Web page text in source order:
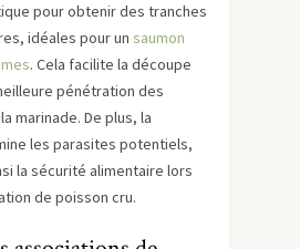
pour obtenir des tranches
idéales pour un saumon
. Cela facilite la découpe
pénétration des
marinade. De plus, la
les parasites potentiels,
la sécurité alimentaire lors
de poisson cru.